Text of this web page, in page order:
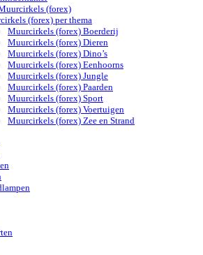
(forex)
(forex) per thema
Muurcirkels (forex) Boerderij
Muurcirkels (forex) Dieren
Muurcirkels (forex) Dino’s
Muurcirkels (forex) Eenhoorns
Muurcirkels (forex) Jungle
Muurcirkels (forex) Paarden
Muurcirkels (forex) Sport
Muurcirkels (forex) Voertuigen
Muurcirkels (forex) Zee en Strand